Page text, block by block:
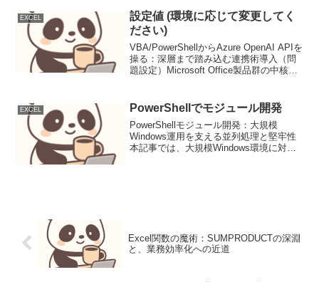
けではないができないとそれはそれで
寂...
EXCEL
設定値 (環境に応じて変更してく
ださい)
VBA/PowerShellからAzure OpenAI APIを
操る：深層まで踏み込む連携術導入（問
題設定）Microsoft Office製品群の中核を
今...
EXCEL PowerShellでモジュール開発
PowerShellモジュール開発：大規模
Windows運用を支える並列処理と堅牢性
本記事では、大規模Windows環境に対応
Excel関数の魔術：SUMPRODUCTの深淵
と、業務効率化への近道